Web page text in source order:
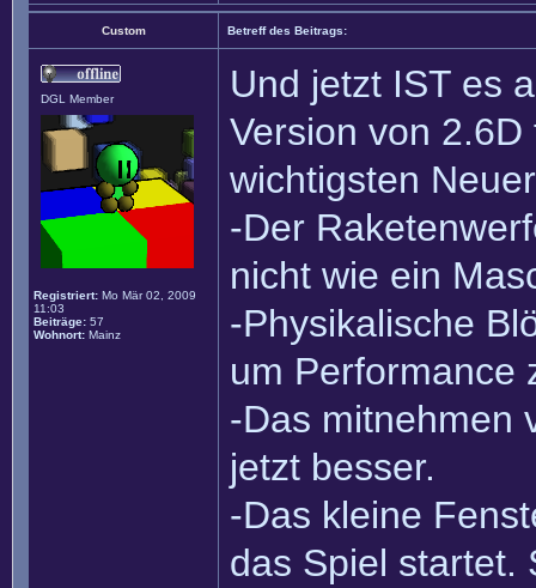
Custom Betreff des Beitrags:
DGL Member
Registriert: Mo Mär 02, 2009
11:03
Beiträge: 57
Wohnort: Mainz
Und jetzt IST es
Version von
wichtigsten
-Der
nicht wie ein
-Physikalische
um Performance
-Das mitnehmen
jetzt besser.
-Das kleine
das Spiel startet.